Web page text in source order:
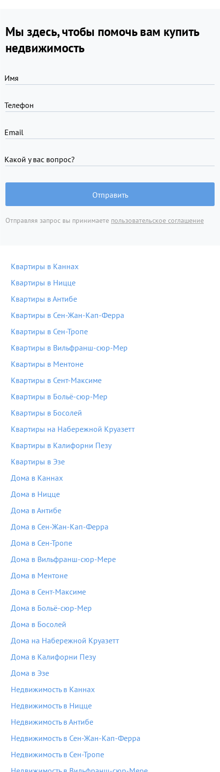
Мы здесь, чтобы помочь вам купить
недвижимость
Имя
Телефон
Email
Какой у вас вопрос?
Отправить
Отправляя запрос вы принимаете пользовательское соглашение
Квартиры в Каннах
Квартиры в Ницце
Квартиры в Антибе
Квартиры в Сен-Жан-Кап-Ферра
Квартиры в Сен-Тропе
Квартиры в Вильфранш-сюр-Мер
Квартиры в Ментоне
Квартиры в Сент-Максиме
Квартиры в Больё-сюр-Мер
Квартиры в Босолей
Квартиры на Набережной Круазетт
Квартиры в Калифорни Пезу
Квартиры в Эзе
Дома в Каннах
Дома в Ницце
Дома в Антибе
Дома в Сен-Жан-Кап-Ферра
Дома в Сен-Тропе
Дома в Вильфранш-сюр-Мере
Дома в Ментоне
Дома в Сент-Максиме
Дома в Больё-сюр-Мер
Дома в Босолей
Дома на Набережной Круазетт
Дома в Калифорни Пезу
Дома в Эзе
Недвижимость в Каннах
Недвижимость в Ницце
Недвижимость в Антибе
Недвижимость в Сен-Жан-Кап-Ферра
Недвижимость в Сен-Тропе